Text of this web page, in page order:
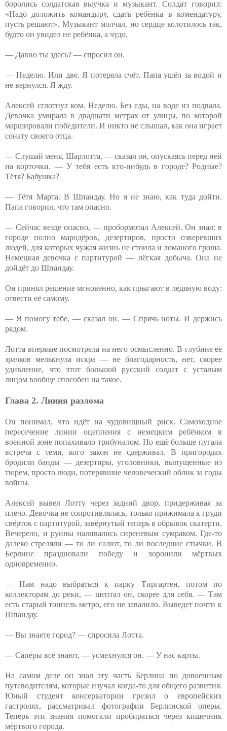
боролись солдатская выучка и музыкант. Солдат говорил:
«Надо доложить командиру, сдать ребёнка в комендатуру,
пусть решают». Музыкант молчал, но сердце колотилось так,
будто он увидел не ребёнка, а чудо.
— Давно ты здесь? — спросил он.
— Неделю. Или две. Я потеряла счёт. Папа ушёл за водой и
не вернулся. Я жду.
Алексей сглотнул ком. Неделю. Без еды, на воде из подвала.
Девочка умирала в двадцати метрах от улицы, по которой
маршировали победители. И никто не слышал, как она играет
сонату своего отца.
— Слушай меня, Шарлотта, — сказал он, опускаясь перед ней
на корточки. — У тебя есть кто-нибудь в городе? Родные?
Тётя? Бабушка?
— Тётя Марта. В Шпандау. Но я не знаю, как туда дойти.
Папа говорил, что там опасно.
— Сейчас везде опасно, — пробормотал Алексей. Он знал: в
городе полно мародёров, дезертиров, просто озверевших
людей, для которых чужая жизнь не стоила и ломаного гроша.
Немецкая девочка с партитурой — лёгкая добыча. Она не
дойдёт до Шпандау.
Он принял решение мгновенно, как прыгают в ледяную воду:
отвести её самому.
— Я помогу тебе, — сказал он. — Спрячь ноты. И держись
рядом.
Лотта впервые посмотрела на него осмысленно. В глубине её
зрачков мелькнула искра — не благодарность, нет, скорее
удивление, что этот большой русский солдат с усталым
лицом вообще способен на такое.
Глава 2. Линия разлома
Он понимал, что идёт на чудовищный риск. Самоходное
пересечение линии оцепления с немецким ребёнком в
военной зоне попахивало трибуналом. Но ещё больше пугала
встреча с теми, кого закон не сдерживал. В пригородах
бродили банды — дезертиры, уголовники, выпущенные из
тюрем, просто люди, потерявшие человеческий облик за годы
войны.
Алексей вывел Лотту через задний двор, придерживая за
плечо. Девочка не сопротивлялась, только прижимала к груди
свёрток с партитурой, завёрнутый теперь в обрывок скатерти.
Вечерело, и руины наливались сиреневым сумраком. Где-то
далеко стреляли — то ли салют, то ли последние стычки. В
Берлине праздновали победу и хоронили мёртвых
одновременно.
— Нам надо выбраться к парку Тиргартен, потом по
коллекторам до реки, — шептал он, скорее для себя. — Там
есть старый тоннель метро, его не завалило. Выведет почти к
Шпандау.
— Вы знаете город? — спросила Лотта.
— Сапёры всё знают, — усмехнулся он. — У нас карты.
На самом деле он знал эту часть Берлина по довоенным
путеводителям, которые изучал когда-то для общего развития.
Юный студент консерватории грезил о европейских
гастролях, рассматривал фотографии Берлинской оперы.
Теперь эти знания помогали пробираться через кишечник
мёртвого города.